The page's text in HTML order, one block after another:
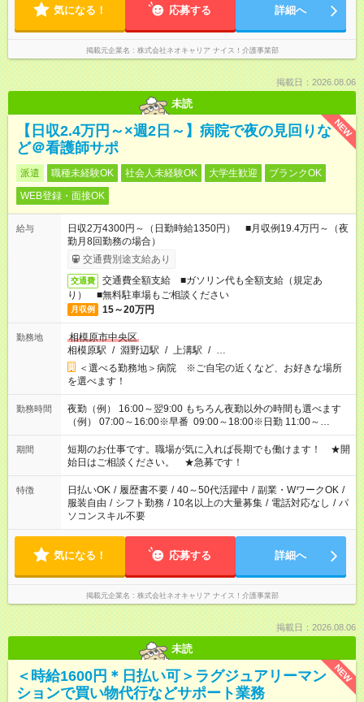
気になる！ 応募する 詳細へ
掲載元企業名 株式会社ネオキャリア ナイス！介護事業部
掲載日：2026.08.06
未読
NEW
【日収2.4万円～×週2日～】病院で夜の見回りな
ど＠看護師サポ
派遣 職種未経験OK 社会人未経験OK 大学生歓迎
ブランクOK
WEB登録・面接OK
給与
日収2万4300円～（日勤時給1350円） ■月収例19.4万円～（夜
勤月8回勤務の場合）
交通費別途支給あり
交通費
交通費全額支給 ■ガソリン代も全額支給（規定あ
り） ■無料駐車場もご相談ください
月収例 15～20万円
勤務地
相模原市中央区
相模原駅 / 淵野辺駅 / 上溝駅 / …
＜選べる勤務地＞病院 ※ご自宅の近くなど、お好きな場所
を選べます！
勤務時間
夜勤（例） 16:00～翌9:00 もちろん夜勤以外の時間も選べます
（例） 07:00～16:00※早番 09:00～18:00※日勤 11:00～
20:00※遅番 ※時間は、固定・選べる施設もあるので、ご希望が
あれば調整できます！ ※シフト制。勤務地により実働時間が異
なります。★家庭の都合でお休みが必要な場合も遠慮なくご相談
ください。
期間
短期のお仕事です。職場が気に入れば長期でも働けます！ ★開
始日はご相談ください。 ★急募です！
特徴 日払いOK / 履歴書不要 / 40～50代活躍中 / 副業・WワークOK /
服装自由 / シフト勤務 / 10名以上の大量募集 / 電話対応なし / パ
ソコンスキル不要
気になる！ 応募する 詳細へ
掲載元企業名 株式会社ネオキャリア ナイス！介護事業部
掲載日：2026.08.06
未読
NEW
＜時給1600円＊日払い可＞ラグジュアリーマン
ションで買い物代行などサポート業務